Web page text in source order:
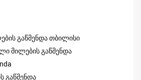
გაწმენდა თბილისი
მილების გაწმენდა
გაწმენდა